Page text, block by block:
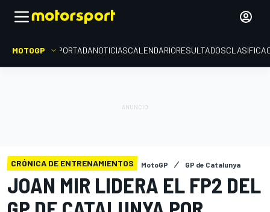
MOTOGP PORTADANOTICIASCALENDARIORESULTADOS
CRÓNICA DE ENTRENAMIENTOS MotoGP GP de Catalunya
JOAN MIR LIDERA EL FP2 DEL